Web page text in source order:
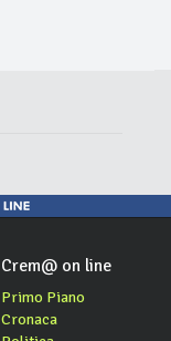
Crem@ on line
Primo Piano
Cronaca